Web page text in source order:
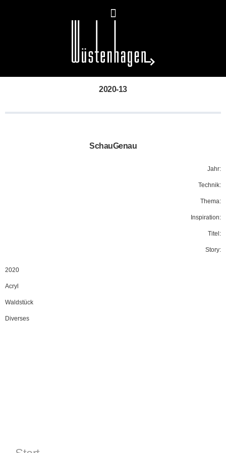
2020-13
SchauGenau
Jahr:
Technik:
Thema:
Inspiration:
Titel:
Story:
2020
Acryl
Waldstück
Diverses